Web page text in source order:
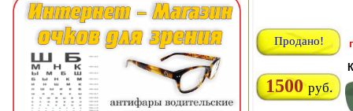
Продано!
1500 руб.